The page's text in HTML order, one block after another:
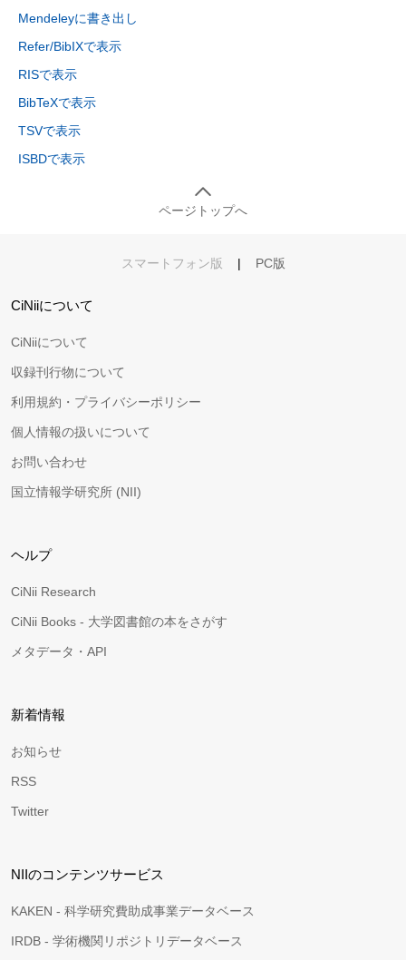
Mendeleyに書き出し
Refer/BibIXで表示
RISで表示
BibTeXで表示
TSVで表示
ISBDで表示
ページトップへ
スマートフォン版 | PC版
CiNiiについて
CiNiiについて
収録刊行物について
利用規約・プライバシーポリシー
個人情報の扱いについて
お問い合わせ
国立情報学研究所 (NII)
ヘルプ
CiNii Research
CiNii Books - 大学図書館の本をさがす
メタデータ・API
新着情報
お知らせ
RSS
Twitter
NIIのコンテンツサービス
KAKEN - 科学研究費助成事業データベース
IRDB - 学術機関リポジトリデータベース